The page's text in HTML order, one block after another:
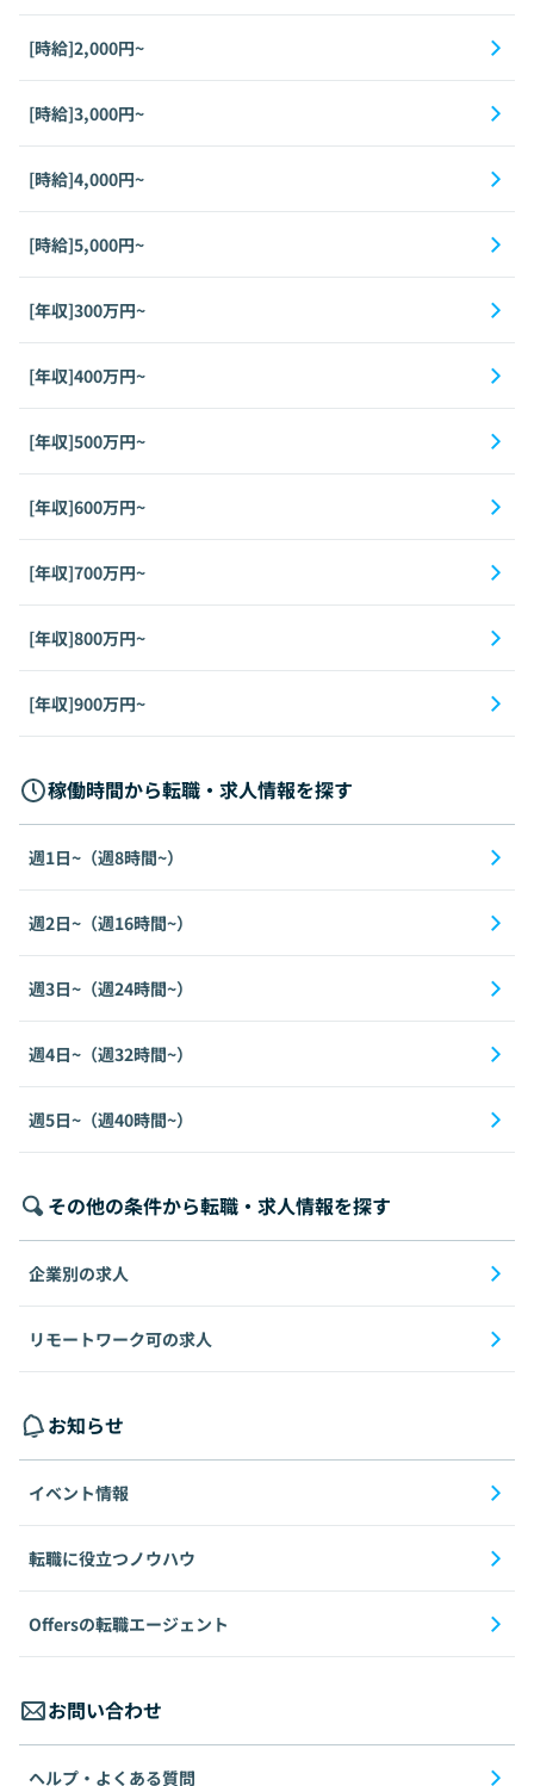
[時給]2,000円~
[時給]3,000円~
[時給]4,000円~
[時給]5,000円~
[年収]300万円~
[年収]400万円~
[年収]500万円~
[年収]600万円~
[年収]700万円~
[年収]800万円~
[年収]900万円~
稼働時間から転職・求人情報を探す
週1日~（週8時間~）
週2日~（週16時間~）
週3日~（週24時間~）
週4日~（週32時間~）
週5日~（週40時間~）
その他の条件から転職・求人情報を探す
企業別の求人
リモートワーク可の求人
お知らせ
イベント情報
転職に役立つノウハウ
Offersの転職エージェント
お問い合わせ
ヘルプ・よくある質問